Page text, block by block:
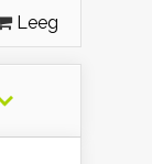
Leeg